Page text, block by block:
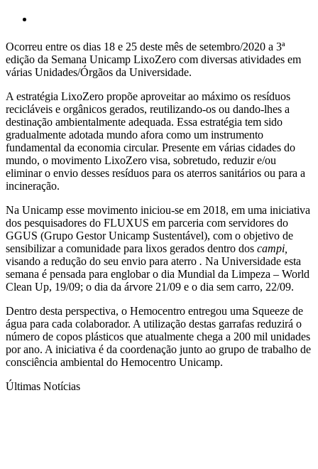
Ocorreu entre os dias 18 e 25 deste mês de setembro/2020 a 3ª
edição da Semana Unicamp LixoZero com diversas atividades em
várias Unidades/Órgãos da Universidade.
A estratégia LixoZero propõe aproveitar ao máximo os resíduos
recicláveis e orgânicos gerados, reutilizando-os ou dando-lhes a
destinação ambientalmente adequada. Essa estratégia tem sido
gradualmente adotada mundo afora como um instrumento
fundamental da economia circular. Presente em várias cidades do
mundo, o movimento LixoZero visa, sobretudo, reduzir e/ou
eliminar o envio desses resíduos para os aterros sanitários ou para a
incineração.
Na Unicamp esse movimento iniciou-se em 2018, em uma iniciativa
dos pesquisadores do FLUXUS em parceria com servidores do
GGUS (Grupo Gestor Unicamp Sustentável), com o objetivo de
sensibilizar a comunidade para lixos gerados dentro dos campi,
visando a redução do seu envio para aterro . Na Universidade esta
semana é pensada para englobar o dia Mundial da Limpeza – World
Clean Up, 19/09; o dia da árvore 21/09 e o dia sem carro, 22/09.
Dentro desta perspectiva, o Hemocentro entregou uma Squeeze de
água para cada colaborador. A utilização destas garrafas reduzirá o
número de copos plásticos que atualmente chega a 200 mil unidades
por ano. A iniciativa é da coordenação junto ao grupo de trabalho de
consciência ambiental do Hemocentro Unicamp.
Últimas Notícias